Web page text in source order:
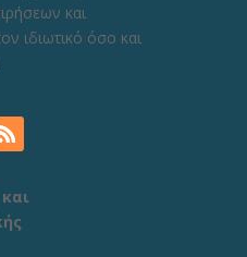
και
ιδιωτικό όσο και